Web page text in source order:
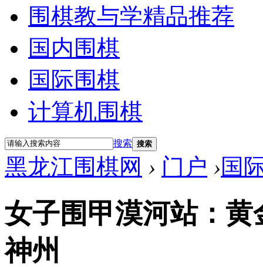
围棋教与学精品推荐
国内围棋
国际围棋
计算机围棋
搜索 搜索
黑龙江围棋网 › 门户 ›国
女子围甲漠河站：
神州